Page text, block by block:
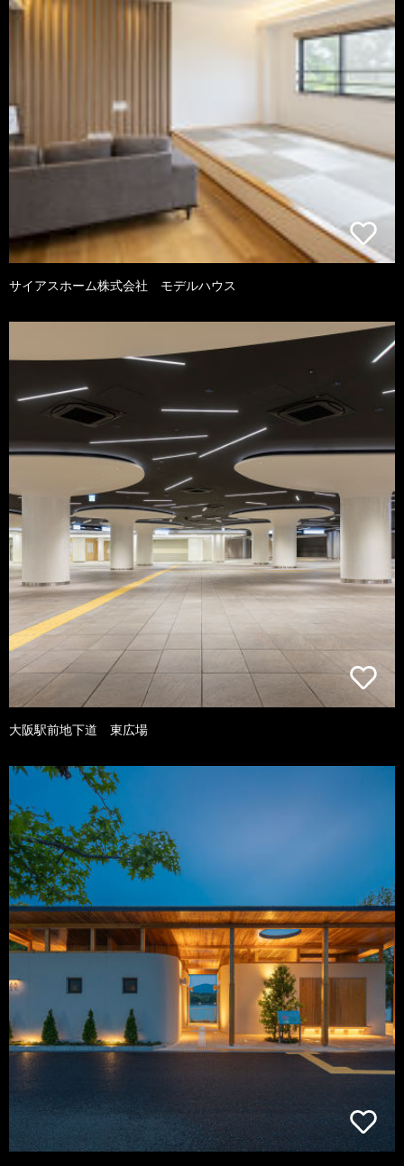
サイアスホーム株式会社 モデルハウス
大阪駅前地下道 東広場